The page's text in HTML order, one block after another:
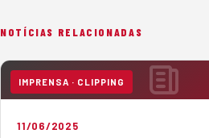
NOTÍCIAS RELACIONADAS
IMPRENSA · CLIPPING
11/06/2025